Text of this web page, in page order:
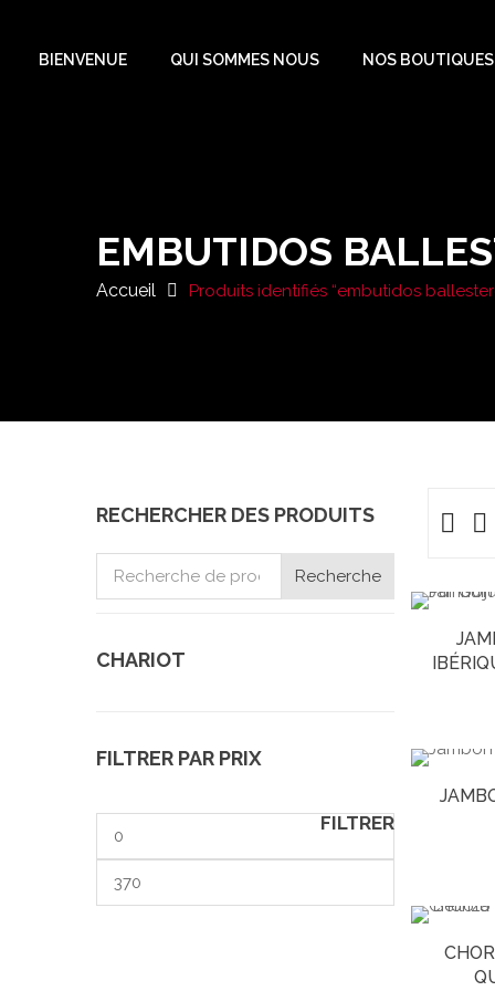
BIENVENUE QUI SOMMES NOUS NOS BOUTIQUES
EMBUTIDOS
Accueil Produits identifiés “embutidos
RECHERCHER DES PRODUITS
Recherche
CHARIOT
FILTRER PAR PRIX
max
FILTRER